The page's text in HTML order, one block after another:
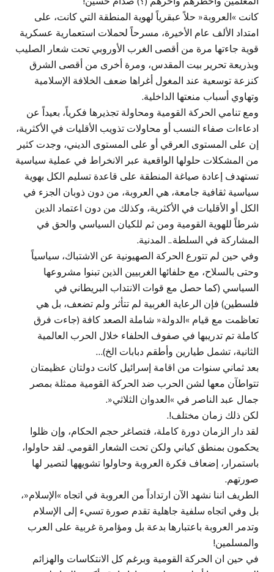
كانت »العروبة« حلاً عبقرياً لهوية المنطقة التي كانت، على
امتداد الألف عام الأخيرة، مسرحاً لحملات استعمارية عسكرية
قوية جاءتها مرة من أقصى الغرب الأوروبي تحت شعار الصليب
وبذريعة تحرير بيت المقدس، ومرة أخرى من أقصى الشرق
كنزعة توسعية عند المغول أغراها ضعف الخلافة الإسلامية
وتهاوي أسباب منعتها الداخلية.
ومع تنامي الحركة القومية ومحاولة تجذيرها فكرياً، بعيداً عن
ادعاءات صفاء النسب أو محاولات تذويب الأقليات في الأكثرية،
إن على المستوى العرقي أو على المستوى الديني، وجدت كثير
من المشكلات حلولها الواقعية عبر الانخراط في عملية سياسية
تستهدف إعادة صياغة المنطقة على قاعدة تسليم الكل بهوية
سياسية ثقافية جامعة، هي العروبة، من دون ذوبان الجزء في
الكل أو الأقليات في الأكثرية، وكذلك من دون اعتماد الدين
شرطاً للهوية القومية ومن ثم للكيان السياسي والحق في
المشاركة في السلطة.. المدنية.
وفي حين لم تتورع الحركة الصهيونية عن الاشتباك، سياسياً
وحتى بالسلاح، مع حلفائها الغربيين الذين تبنوا مشروعها
السياسي (كما حصل مع قوات الانتداب البريطاني في
فلسطين) فإن الرعاية الغربية لم تتأثر ولم تضعف، بل هي
تعاظمت مع قيام »الدولة« شاملة الصعد كافة (جاءت فرق
كاملة تم تدريبها في صفوف الحلفاء خلال الحرب العالمية
الثانية، تشمل طيارين وأطقم دبابات الخ)…
بعد ثماني سنوات من اقامة إسرائيل كانت دولتان عظيمتان
تتواطآن معها لشن الحرب ضد الحركة القومية ممثلة بمصر
جمال عبد الناصر في »العدوان الثلاثي«.
لكن ذلك زمان مختلف!.
لقد دار الزمان دورة كاملة، فتصاغر حجم الحكام، وإن ظلوا
يحكمون بمنطق كياني ولكن تحت الشعار القومي. لقد حاولوا،
باستمرار، إضعاف فكرة العروبة وحاولوا تشويهها لتصير لها
صورتهم.
الطريف اننا نشهد الآن ارتداداً من العروبة في اتجاه »الإسلام«،
بل وفي اتجاه سلفية جاهلية تقدم صورة تسيء إلى الإسلام
وتدمر العروبة باعتبارها بدعة بل ومؤامرة غربية على العرب
والمسلمين!
في حين ان الحركة القومية وبرغم كل الانتكاسات والهزائم